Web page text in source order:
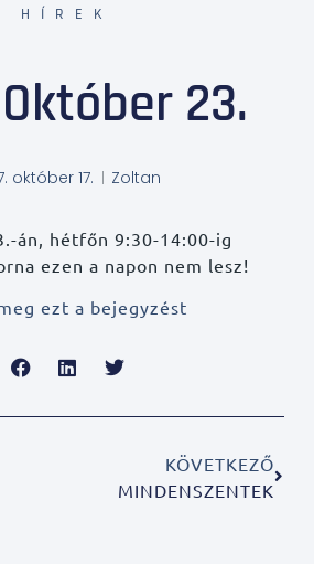
HÍREK
23.
október 17. Zoltan
án, hétfőn 9:30-14:00-ig
ezen a napon nem lesz!
ezt a bejegyzést
KÖVETKEZŐ
MINDENSZENTEK